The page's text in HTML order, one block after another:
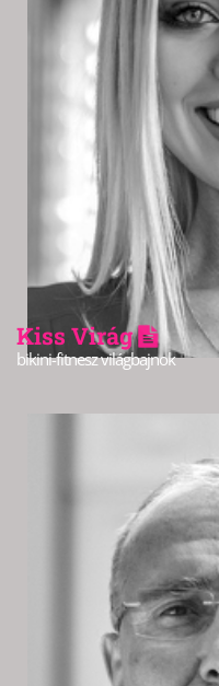
Kiss Virág
bikini-fitnesz világbajnok